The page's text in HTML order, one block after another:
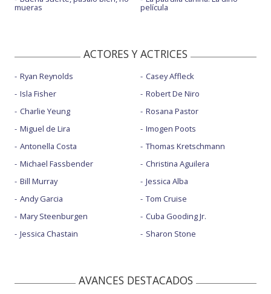
mueras película
ACTORES Y ACTRICES
Ryan Reynolds
Isla Fisher
Charlie Yeung
Miguel de Lira
Antonella Costa
Michael Fassbender
Bill Murray
Andy Garcia
Mary Steenburgen
Jessica Chastain
Casey Affleck
Robert De Niro
Rosana Pastor
Imogen Poots
Thomas Kretschmann
Christina Aguilera
Jessica Alba
Tom Cruise
Cuba Gooding Jr.
Sharon Stone
AVANCES DESTACADOS